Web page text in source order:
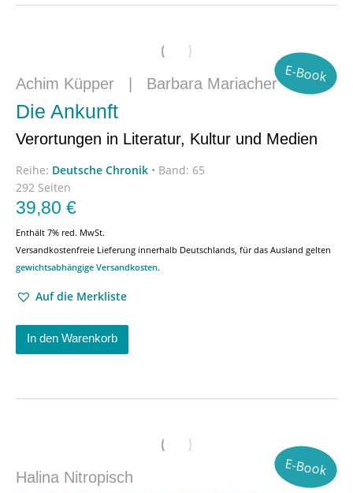
E-Book
Achim Küpper Barbara Mariacher
Die Ankunft
Verortungen in Literatur, Kultur und Medien
Reihe: Deutsche Chronik • Band: 65
292 Seiten
39,80 €
Enthält 7% red. MwSt.
Versandkostenfreie Lieferung innerhalb Deutschlands, für das Ausland gelten
gewichtsabhängige Versandkosten.
Auf die Merkliste
In den Warenkorb
E-Book
Halina Nitropisch